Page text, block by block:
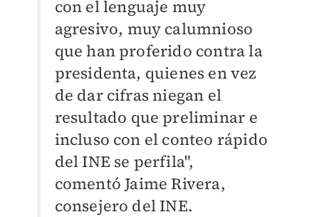
con el lenguaje muy
agresivo, muy calumnioso
que han proferido contra la
presidenta, quienes en vez
de dar cifras niegan el
resultado que preliminar e
incluso con el conteo rápido
del INE se perfila",
comentó Jaime Rivera,
consejero del INE.